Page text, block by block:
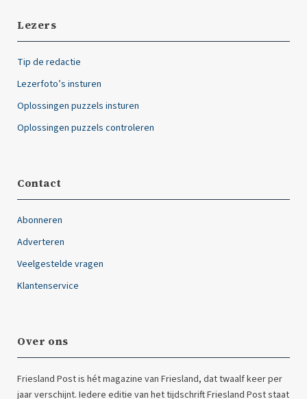
Lezers
Tip de redactie
Lezerfoto’s insturen
Oplossingen puzzels insturen
Oplossingen puzzels controleren
Contact
Abonneren
Adverteren
Veelgestelde vragen
Klantenservice
Over ons
Friesland Post is hét magazine van Friesland, dat twaalf keer per
jaar verschijnt. Iedere editie van het tijdschrift Friesland Post staat